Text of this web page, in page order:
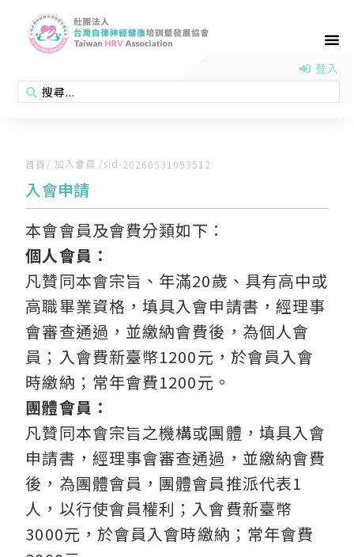
登入
首頁 / 加入會員 /sid-20260531093512
入會申請
本會會員及會費分類如下：
個人會員：
凡贊同本會宗旨、年滿20歲、具有高中或
高職畢業資格，填具入會申請書，經理事
會審查通過，並繳納會費後，為個人會
員；入會費新臺幣1200元，於會員入會
時繳納；常年會費1200元。
團體會員：
凡贊同本會宗旨之機構或團體，填具入會
申請書，經理事會審查通過，並繳納會費
後，為團體會員，團體會員推派代表1
人，以行使會員權利；入會費新臺幣
3000元，於會員入會時繳納；常年會費